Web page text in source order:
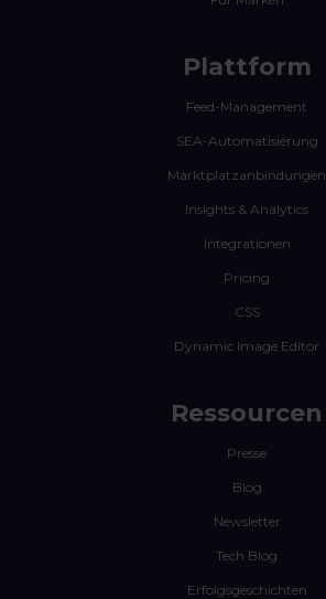
Plattform
Feed-Management
SEA-Automatisierung
Marktplatzanbindungen
Insights & Analytics
Integrationen
Pricing
CSS
Dynamic Image Editor
Ressourcen
Presse
Blog
Newsletter
Tech Blog
Erfolgsgeschichten